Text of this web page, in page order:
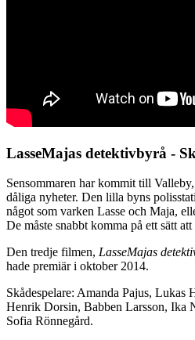
LasseMajas detektivbyrå -
Sensommaren har kommit till
dåliga nyheter. Den lilla byns
något som varken Lasse och Maja,
De måste snabbt komma på ett sätt att
Den tredje filmen, LasseMajas
hade premiär i oktober 2014.
Skådespelare: Amanda Pajus, Lukas
Henrik Dorsin, Babben Larsson, Ika
Sofia Rönnegård.